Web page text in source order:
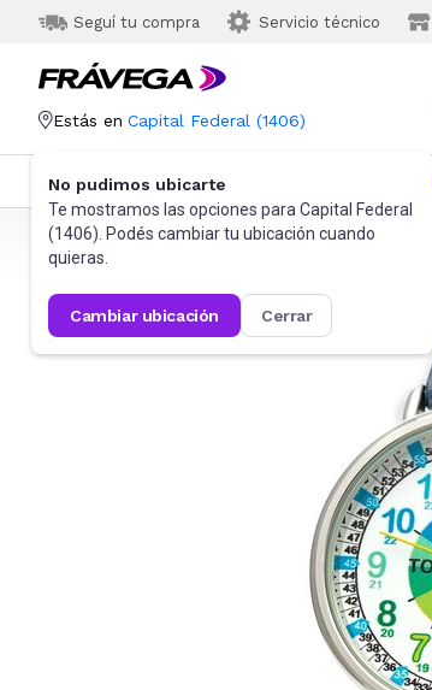
Seguí tu compra Servicio técnico
Estás en Capital Federal (1406)
No pudimos ubicarte
Te mostramos las opciones para Capital Federal
(1406). Podés cambiar tu ubicación cuando
quieras.
cambiar ubicación cerrar
Categorías Más Vendidos
Frávega Relojes Relojes para niños